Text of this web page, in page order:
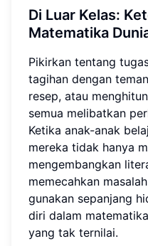
Di Luar Kelas:
Matematika
Pikirkan tentang
tagihan dengan
resep, atau
semua melibatkan
Ketika anak-anak
mereka tidak hanya
mengembangkan
memecahkan
gunakan sepanjang
diri dalam
yang tak ternilai.